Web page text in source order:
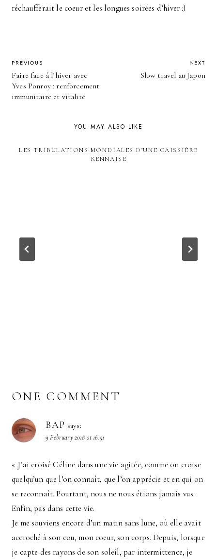
réchaufferait le coeur et les longues soirées d’hiver :)
POST
NAVIGATION
PREVIOUS
Faire face à l’hiver avec
Yves Ponroy : renforcement
immunitaire et vitalité
NEXT
Slow travel au Japon
YOU MAY ALSO LIKE
LES TRIBULATIONS MONDIALES D’UNE CAISSIÈRE
RENNAISE
ONE COMMENT
BAP says:
9 February 2018 at 16:51
« J’ai croisé Céline dans une vie agitée, comme on croise
quelqu’un que l’on connaît, que l’on apprécie et en qui on
se reconnaît. Pourtant, nous ne nous étions jamais vus.
Enfin, pas dans cette vie.
Je me souviens encore d’un matin sans lune, où elle avait
accroché à son cou, mon coeur, son corps. Depuis, lorsque
je capte des rayons de son soleil, par intermittence, je